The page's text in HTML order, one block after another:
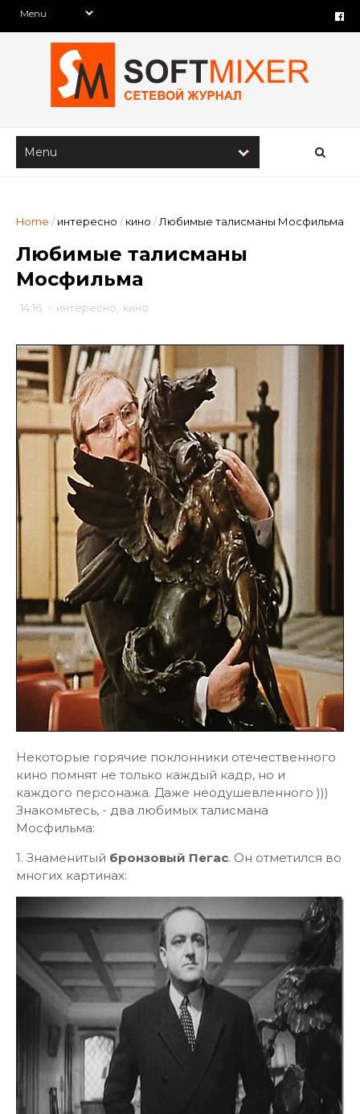
Home / интересно / кино / Любимые талисманы Мосфильма
Любимые талисманы
Мосфильма
14:16 - интересно кино
Некоторые горячие поклонники отечественного
кино помнят не только каждый кадр, но и
каждого персонажа. Даже неодушевленного )))
Знакомьтесь, - два любимых талисмана
Мосфильма:
1. Знаменитый бронзовый Пегас. Он отметился во
многих картинах: